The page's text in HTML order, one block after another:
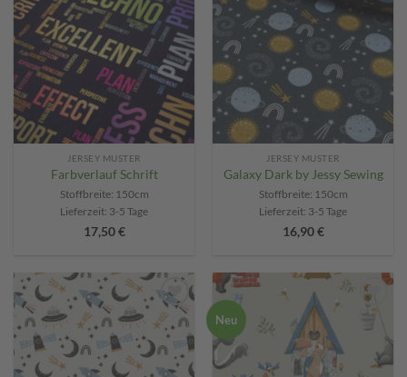
Add to
wishlist
JERSEY MUSTER
Farbverlauf Schrift
Stoffbreite: 150cm
Lieferzeit: 3-5 Tage
17,50€
wishlist
JERSEY MUSTER
Galaxy Dark by Jessy Sewing
Stoffbreite: 150cm
Lieferzeit: 3-5 Tage
16,90€
Add to
wishlist
Neu
wishlist